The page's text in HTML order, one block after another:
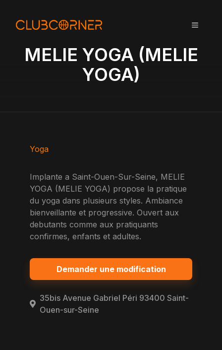
MENU
MELIE YOGA (MELIE
YOGA)
Yoga
Implante a Saint-Ouen-Sur-Seine, MELIE
YOGA (MELIE YOGA) propose la pratique
du yoga dans plusieurs styles. Ambiance
bienveillante et progressive. Ouvert aux
debutants comme aux pratiquants
confirmes, enfants et adultes.
Demander une modification
35bis Avenue Gabriel Péri 93400 Saint-
Ouen-sur-Seine